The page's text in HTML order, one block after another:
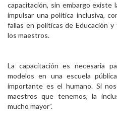
capacitación, sin embargo existe
impulsar una política inclusiva,
fallas en políticas de Educación
los maestros.
La capacitación es necesaria
modelos en una escuela
importante es el humano. Si
maestros que tenemos, la
mucho mayor”.